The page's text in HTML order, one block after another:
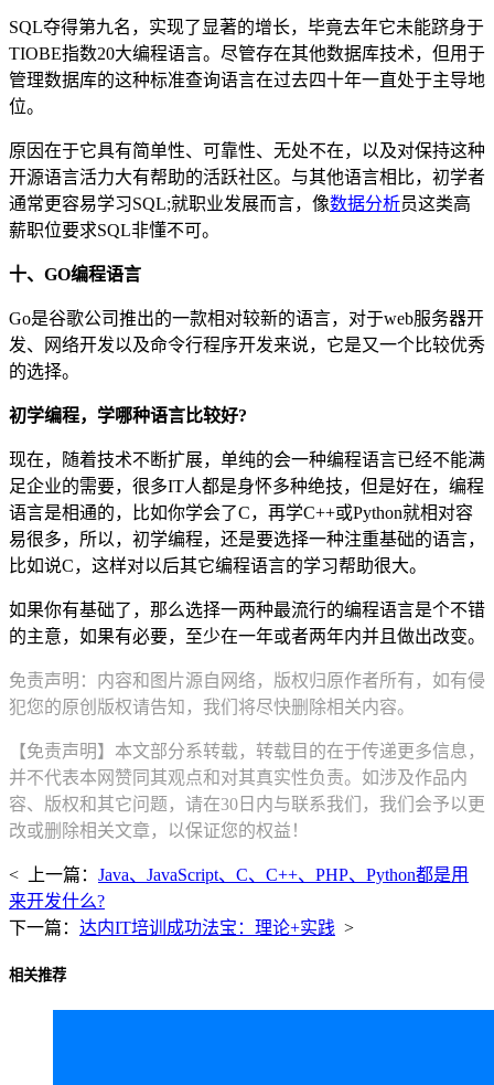
SQL夺得第九名，实现了显著的增长，毕竟去年它未能跻身于
TIOBE指数20大编程语言。尽管存在其他数据库技术，但用于
管理数据库的这种标准查询语言在过去四十年一直处于主导地
位。
原因在于它具有简单性、可靠性、无处不在，以及对保持这种
开源语言活力大有帮助的活跃社区。与其他语言相比，初学者
通常更容易学习SQL;就职业发展而言，像数据分析员这类高
薪职位要求SQL非懂不可。
十、GO编程语言
Go是谷歌公司推出的一款相对较新的语言，对于web服务器开
发、网络开发以及命令行程序开发来说，它是又一个比较优秀
的选择。
初学编程，学哪种语言比较好?
现在，随着技术不断扩展，单纯的会一种编程语言已经不能满
足企业的需要，很多IT人都是身怀多种绝技，但是好在，编程
语言是相通的，比如你学会了C，再学C++或Python就相对容
易很多，所以，初学编程，还是要选择一种注重基础的语言，
比如说C，这样对以后其它编程语言的学习帮助很大。
如果你有基础了，那么选择一两种最流行的编程语言是个不错
的主意，如果有必要，至少在一年或者两年内并且做出改变。
免责声明：内容和图片源自网络，版权归原作者所有，如有侵
犯您的原创版权请告知，我们将尽快删除相关内容。
【免责声明】本文部分系转载，转载目的在于传递更多信息，
并不代表本网赞同其观点和对其真实性负责。如涉及作品内
容、版权和其它问题，请在30日内与联系我们，我们会予以更
改或删除相关文章，以保证您的权益！
< 上一篇： Java、JavaScript、C、C++、PHP、Python都是用
来开发什么?
下一篇： 达内IT培训成功法宝：理论+实践 >
相关推荐